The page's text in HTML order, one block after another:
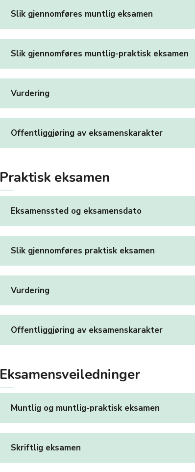
Slik gjennomføres muntlig eksamen
Slik gjennomføres muntlig-praktisk eksamen
Vurdering
Offentliggjøring av eksamenskarakter
Praktisk eksamen
Eksamenssted og eksamensdato
Slik gjennomføres praktisk eksamen
Vurdering
Offentliggjøring av eksamenskarakter
Eksamensveiledninger
Muntlig og muntlig-praktisk eksamen
Skriftlig eksamen